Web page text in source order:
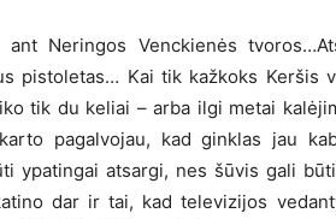
Neringos Venckienės
pistoletas… Kai tik kažkoks Keršis
tik du keliai – arba ilgi metai
pagalvojau, kad ginklas jau
ypatingai atsargi, nes šūvis gali
dar ir tai, kad televizijos